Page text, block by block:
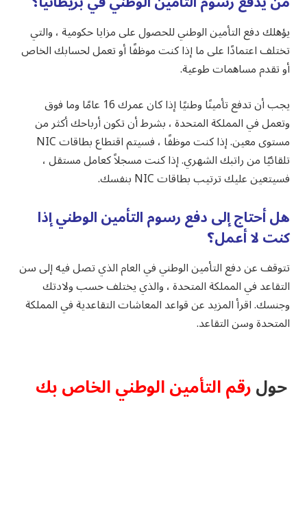
يؤهلك دفع التأمين الوطني للحصول على مزايا حكومية ، والتي
تختلف اعتمادًا على ما إذا كنت موظفًا أو تعمل لحسابك الخاص
أو تقدم مساهمات طوعية.
يجب أن تدفع تأمينًا وطنيًا إذا كان عمرك 16 عامًا وما فوق
وتعمل في المملكة المتحدة ، بشرط أن تكون أرباحك أكثر من
مستوى معين. إذا كنت موظفًا ، فسيتم اقتطاع بطاقات NIC
تلقائيًا من راتبك الشهري. إذا كنت مسجلاً كعامل مستقل ،
فسيتعين عليك ترتيب بطاقات NIC بنفسك.
هل أحتاج إلى دفع رسوم التأمين الوطني إذا
كنت لا أعمل؟
تتوقف عن دفع التأمين الوطني في العام الذي تصل فيه إلى سن
التقاعد في المملكة المتحدة ، والذي يختلف حسب ولادتك
وجنسك. اقرأ المزيد عن قواعد المعاشات التقاعدية في المملكة
المتحدة وسن التقاعد.
حولرقم التأمين الوطني الخاص بك